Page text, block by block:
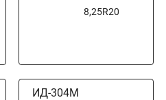
8,25R20
ИД-304M